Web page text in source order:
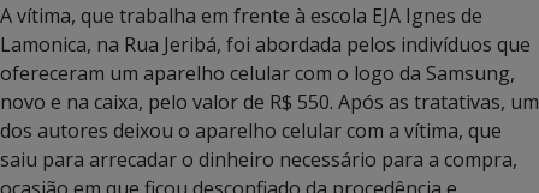
A vítima, que trabalha em frente à escola EJA Ignes de
Lamonica, na Rua Jeribá, foi abordada pelos indivíduos que
ofereceram um aparelho celular com o logo da Samsung,
novo e na caixa, pelo valor de R$ 550. Após as tratativas, um
dos autores deixou o aparelho celular com a vítima, que
saiu para arrecadar o dinheiro necessário para a compra,